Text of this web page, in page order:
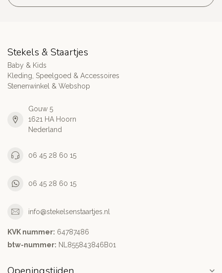
Stekels & Staartjes
Baby & Kids
Kleding, Speelgoed & Accessoires
Stenenwinkel & Webshop
Gouw 5
1621 HA Hoorn
Nederland
06 45 28 60 15
06 45 28 60 15
info@stekelsenstaartjes.nl
KVK nummer: 64787486
btw-nummer: NL855843846B01